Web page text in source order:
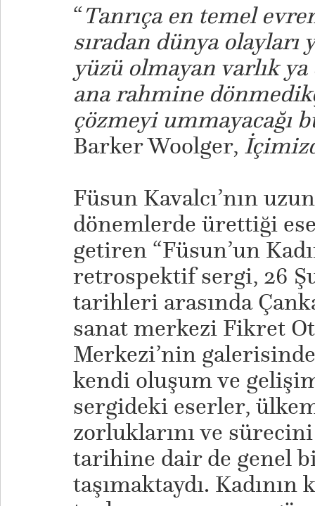
“Tanrıça en temel
sıradan dünya olayları
yüzü olmayan varlık ya
ana rahmine
çözmeyi ummayacağı
Barker Woolger,
Füsun Kavalcı’nın
dönemlerde ürettiği
getiren “Füsun’un
retrospektif sergi, 26
tarihleri arasında
sanat merkezi Fikret
Merkezi’nin galerisinde
kendi oluşum ve
sergideki eserler,
zorluklarını ve
tarihine dair de genel
taşımaktaydı. Kadının